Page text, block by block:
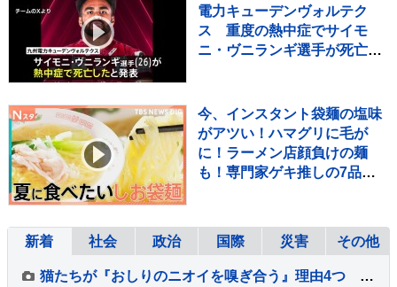
電力キューデンヴォルテク
ス 重度の熱中症でサイモ
ニ・ヴニランギ選手が死亡と
今、インスタント袋麺の塩味
がアツい！ハマグリに毛が
に！ラーメン店顔負けの麺
も！専門家ゲキ推しの7品を
新着
社会 政治 国際 災害 その他
猫たちが『おしりのニオイを嗅ぎ合う』理由4つ 何を確かめているの？行動が持つ意味を解説